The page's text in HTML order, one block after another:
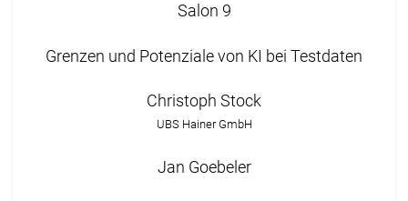
Salon 9
Grenzen und Potenziale von KI bei Testdaten
Christoph Stock
UBS Hainer GmbH
Jan Goebeler